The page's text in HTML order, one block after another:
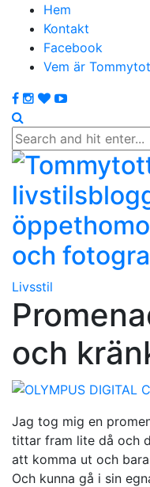
Hem
Kontakt
Facebook
Vem är
Livsstil
och
Jag tog mig en
tittar fram lite då och
att komma ut och
Och kunna gå i sin